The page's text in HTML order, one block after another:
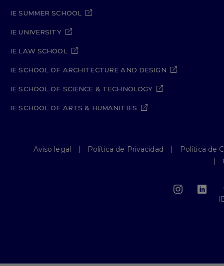
IE SUMMER SCHOOL
IE UNIVERSITY
IE LAW SCHOOL
IE SCHOOL OF ARCHITECTURE AND DESIGN
IE SCHOOL OF SCIENCE & TECHNOLOGY
IE SCHOOL OF ARTS & HUMANITIES
Aviso legal Política de Privacidad
Política de